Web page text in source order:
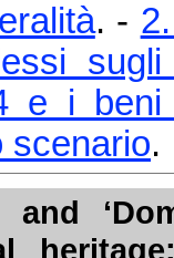
. -
e i
scenario.
and